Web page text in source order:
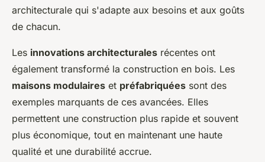
architecturale qui s'adapte aux besoins et aux goûts
de chacun.
Les innovations architecturales récentes ont
également transformé la construction en bois. Les
maisons modulaires et préfabriquées sont des
exemples marquants de ces avancées. Elles
permettent une construction plus rapide et souvent
plus économique, tout en maintenant une haute
qualité et une durabilité accrue.